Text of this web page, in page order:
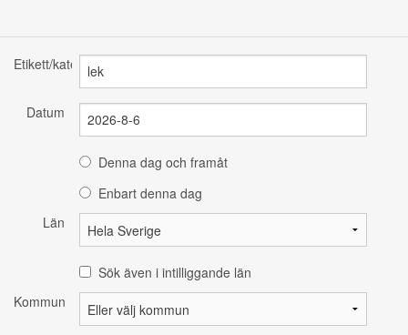
Etikett/kategori
Datum
Denna dag och framåt
Enbart denna dag
Län
Sök även i intilliggande län
Kommun